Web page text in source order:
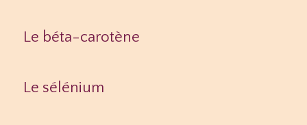
Le béta-carotène
Le sélénium